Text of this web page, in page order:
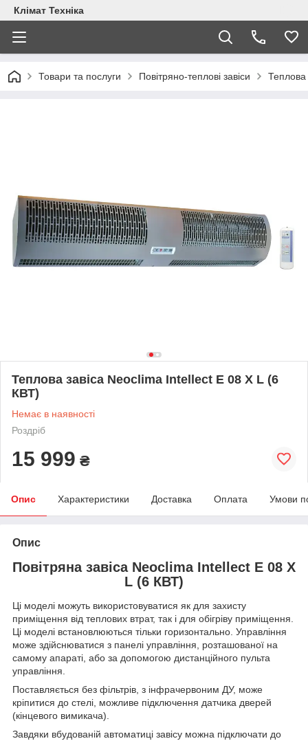
Клімат Техніка
Товари та послуги Повітряно-теплові завіси Теплова
Теплова завіса Neoclima Intellect E 08 X L (6
КВТ)
Немає в наявності
Роздріб
15 999 ₴
Опис Характеристики Доставка Оплата Умови
Опис
Повітряна завіса Neoclima Intellect E 08 X
L (6 КВТ)
Ці моделі можуть використовуватися як для захисту
приміщення від теплових втрат, так і для обігріву приміщення.
Ці моделі встановлюються тільки горизонтально. Управління
може здійснюватися з панелі управління, розташованої на
самому апараті, або за допомогою дистанційного пульта
управління.
Поставляється без фільтрів, з інфрачервоним ДУ, може
кріпитися до стелі, можливе підключення датчика дверей
(кінцевого вимикача).
Завдяки вбудованій автоматиці завісу можна підключати до